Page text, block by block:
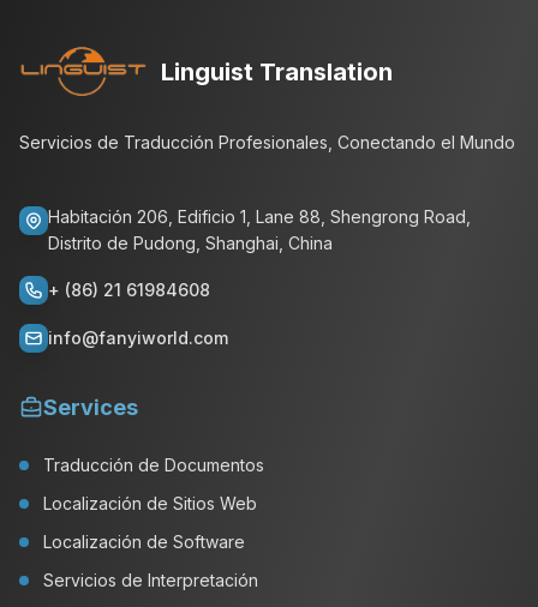
Linguist Translation
Servicios de Traducción Profesionales, Conectando el Mundo
Habitación 206, Edificio 1, Lane 88, Shengrong Road,
Distrito de Pudong, Shanghai, China
+ (86) 21 61984608
info@fanyiworld.com
Services
Traducción de Documentos
Localización de Sitios Web
Localización de Software
Servicios de Interpretación